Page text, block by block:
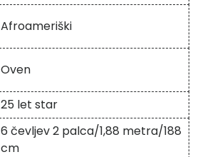
Afroameriški
Oven
25 let star
6 čevljev 2 palca/1,88 metra/188
cm